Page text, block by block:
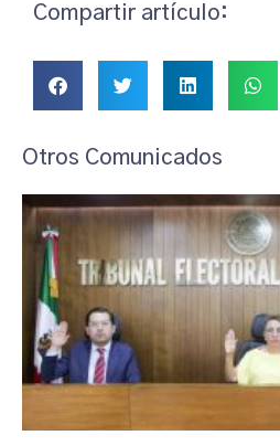
Compartir artículo:
Otros Comunicados